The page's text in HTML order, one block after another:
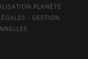
PLANÈTE
- GESTION